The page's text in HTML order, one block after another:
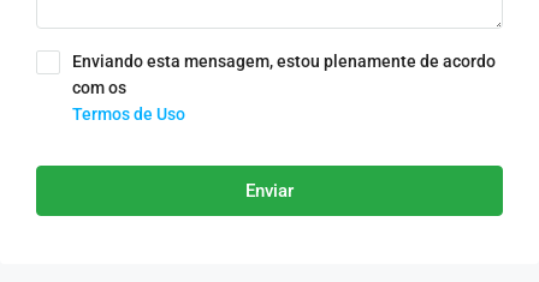
Enviando esta mensagem, estou plenamente de acordo
com os
Termos de Uso
Enviar